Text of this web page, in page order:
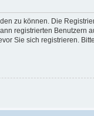
zu können. Die
registrierten Benutzern
Sie sich registrieren.